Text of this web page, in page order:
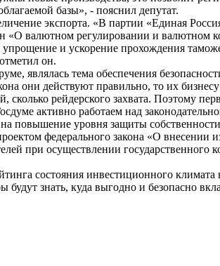
базы», - пояснил депутат.
экспорта. «В партии «Единая
валютном регулировании и валютном
упрощение и ускорение прохождения
он.
являлась тема обеспечения
они действуют правильно, то их
рейдерского захвата. Поэтому
активно работаем над
повышение уровня защиты
федерального закона «О
при осуществлении государственного
состояния инвестиционного климата
знать, куда выгодно и безопасно